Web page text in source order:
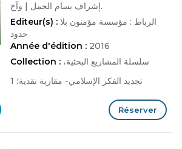
إشراف بسام الجمل |
وآخ.
Editeur(s) : الرباط : مؤسسة مؤمنون بلا
حدود
Année d'édition : 2016
Collection : سلسلة المشاريع البحثية،
تجديد الفكر الإسلامي- مقاربة نقدية؛ 1
Réserver